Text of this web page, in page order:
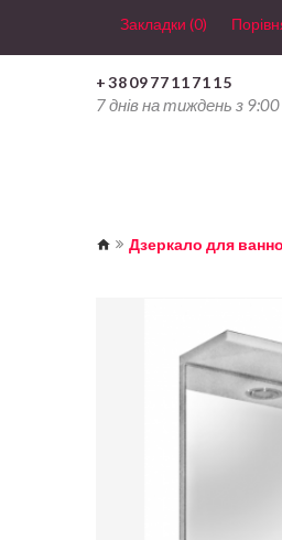
Закладки (0)
+380977117115
7 днів на тиждень з
Дзеркало для